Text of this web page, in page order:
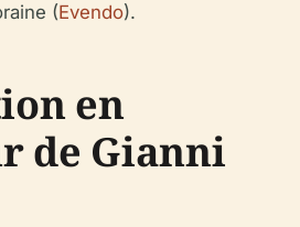
(Evendo).
en
de Gianni